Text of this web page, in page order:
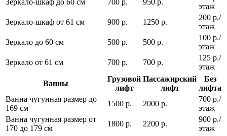
Зеркало-шкаф до 60 см
700 р. 950 р.
этаж
Зеркало-шкаф от 61 см
900 р. 1250 р.
200 р./
этаж
Зеркало до 60 см
500 р. 500 р.
100 р./
этаж
Зеркало от 61 см
700 р. 700 р.
125 р./
этаж
Ванны
Грузовой
лифт
Пассажирский
лифт
Без
лифта
Ванна чугунная размер до
169 см
1500 р. 2000 р.
700 р./
этаж
Ванна чугунная размер от
170 до 179 см
1800 р. 2200 р.
900 р./
этаж